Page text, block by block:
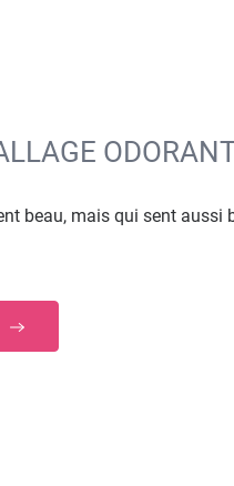
beau, mais qui sent aussi